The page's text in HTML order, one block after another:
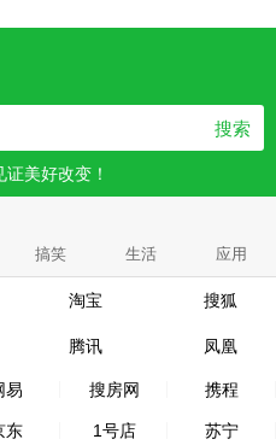
搜索
美好改变！
搞笑 生活 应用
淘宝 搜狐
腾讯 凤凰
易 搜房网 携程
东 1号店 苏宁